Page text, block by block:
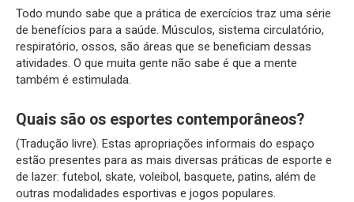
Todo mundo sabe que a prática de exercícios traz uma série
de benefícios para a saúde. Músculos, sistema circulatório,
respiratório, ossos, são áreas que se beneficiam dessas
atividades. O que muita gente não sabe é que a mente
também é estimulada.
Quais são os esportes contemporâneos?
(Tradução livre). Estas apropriações informais do espaço
estão presentes para as mais diversas práticas de esporte e
de lazer: futebol, skate, voleibol, basquete, patins, além de
outras modalidades esportivas e jogos populares.